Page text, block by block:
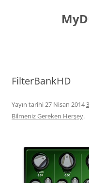
FilterBankHD
Yayın tarihi27 Nisan 2014
Bilmeniz Gereken Herşey.